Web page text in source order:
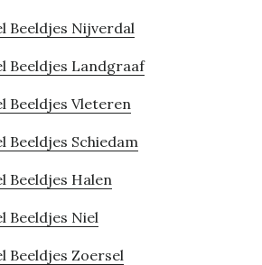
Beeldjes Nijverdal
Beeldjes Landgraaf
Beeldjes Vleteren
Beeldjes Schiedam
Beeldjes Halen
Beeldjes Niel
Beeldjes Zoersel